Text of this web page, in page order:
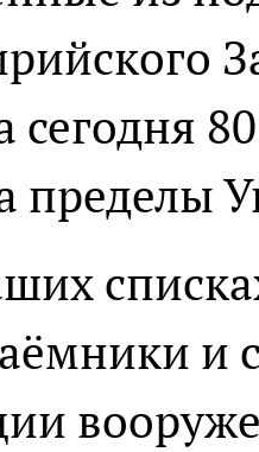
сегодня
пределы
и